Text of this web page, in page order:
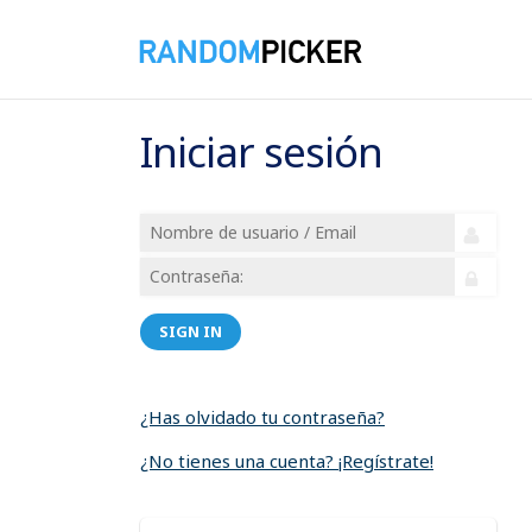
Iniciar sesión
SIGN IN
¿Has olvidado tu contraseña?
¿No tienes una cuenta? ¡Regístrate!